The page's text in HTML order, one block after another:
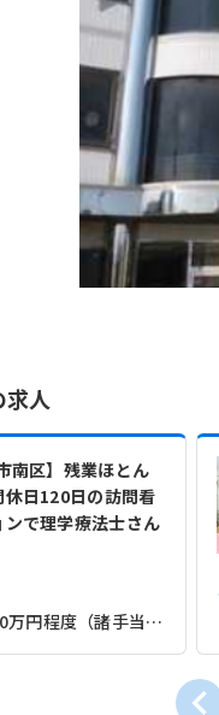
求人
南区】残業ほとん
日120日の訪問看
で理学療法士さん
【月収】28.0万円 ～ 45.0万円程度（諸手当込）